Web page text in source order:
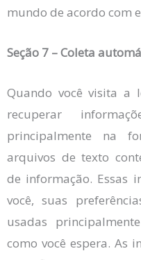
mundo de acordo com
Seção 7 – Coleta
Quando você visita a
recuperar
principalmente na
arquivos de texto
de informação. Essas
você, suas
usadas
como você espera. As